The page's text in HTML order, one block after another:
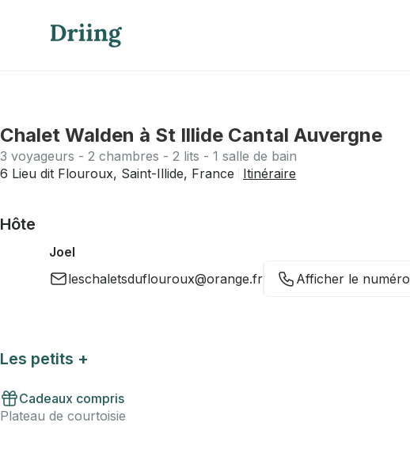
Chalet Walden à St Illide Cantal Auvergne
3 voyageurs - 2 chambres - 2 lits - 1 salle de bain
6 Lieu dit Flouroux, Saint-Illide, France
Itinéraire
Hôte
Joel
leschaletsduflouroux@orange.fr
Afficher le numéro
Les petits +
Cadeaux compris
Plateau de courtoisie